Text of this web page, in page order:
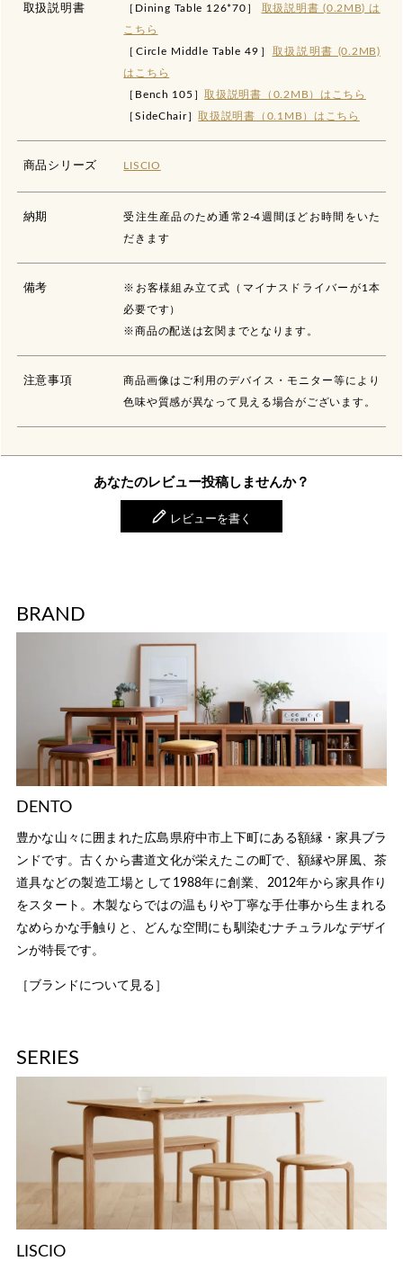
取扱説明書 ［Dining Table 126*70］ 取扱説明書 (0.2MB) は
こちら
［Circle Middle Table 49］ 取扱説明書 (0.2MB)
はこちら
［Bench 105］取扱説明書（0.2MB）はこちら
［SideChair］取扱説明書（0.1MB）はこちら
商品シリーズ LISCIO
納期
受注生産品のため通常2-4週間ほどお時間をいた
だきます
備考
※お客様組み立て式（マイナスドライバーが1本
必要です）
※商品の配送は玄関までとなります。
注意事項
商品画像はご利用のデバイス・モニター等により
色味や質感が異なって見える場合がございます。
あなたのレビュー投稿しませんか？
レビューを書く
BRAND
DENTO
豊かな山々に囲まれた広島県府中市上下町にある額縁・家具ブラ
ンドです。古くから書道文化が栄えたこの町で、額縁や屏風、茶
道具などの製造工場として1988年に創業、2012年から家具作り
をスタート。木製ならではの温もりや丁寧な手仕事から生まれる
なめらかな手触りと、どんな空間にも馴染むナチュラルなデザイ
ンが特長です。
［ブランドについて見る］
SERIES
LISCIO